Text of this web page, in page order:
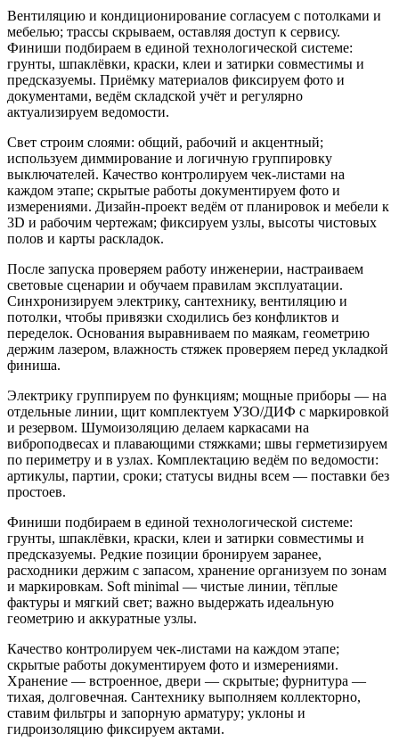
Вентиляцию и кондиционирование согласуем с потолками и
мебелью; трассы скрываем, оставляя доступ к сервису.
Финиши подбираем в единой технологической системе:
грунты, шпаклёвки, краски, клеи и затирки совместимы и
предсказуемы. Приёмку материалов фиксируем фото и
документами, ведём складской учёт и регулярно
актуализируем ведомости.
Свет строим слоями: общий, рабочий и акцентный;
используем диммирование и логичную группировку
выключателей. Качество контролируем чек‑листами на
каждом этапе; скрытые работы документируем фото и
измерениями. Дизайн‑проект ведём от планировок и мебели к
3D и рабочим чертежам; фиксируем узлы, высоты чистовых
полов и карты раскладок.
После запуска проверяем работу инженерии, настраиваем
световые сценарии и обучаем правилам эксплуатации.
Синхронизируем электрику, сантехнику, вентиляцию и
потолки, чтобы привязки сходились без конфликтов и
переделок. Основания выравниваем по маякам, геометрию
держим лазером, влажность стяжек проверяем перед укладкой
финиша.
Электрику группируем по функциям; мощные приборы — на
отдельные линии, щит комплектуем УЗО/ДИФ с маркировкой
и резервом. Шумоизоляцию делаем каркасами на
виброподвесах и плавающими стяжками; швы герметизируем
по периметру и в узлах. Комплектацию ведём по ведомости:
артикулы, партии, сроки; статусы видны всем — поставки без
простоев.
Финиши подбираем в единой технологической системе:
грунты, шпаклёвки, краски, клеи и затирки совместимы и
предсказуемы. Редкие позиции бронируем заранее,
расходники держим с запасом, хранение организуем по зонам
и маркировкам. Soft minimal — чистые линии, тёплые
фактуры и мягкий свет; важно выдержать идеальную
геометрию и аккуратные узлы.
Качество контролируем чек‑листами на каждом этапе;
скрытые работы документируем фото и измерениями.
Хранение — встроенное, двери — скрытые; фурнитура —
тихая, долговечная. Сантехнику выполняем коллекторно,
ставим фильтры и запорную арматуру; уклоны и
гидроизоляцию фиксируем актами.